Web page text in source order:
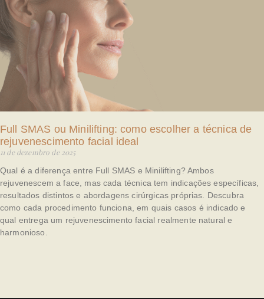
Full SMAS ou Minilifting: como escolher a técnica de
rejuvenescimento facial ideal
11 de dezembro de 2025
Qual é a diferença entre Full SMAS e Minilifting? Ambos
rejuvenescem a face, mas cada técnica tem indicações específicas,
resultados distintos e abordagens cirúrgicas próprias. Descubra
como cada procedimento funciona, em quais casos é indicado e
qual entrega um rejuvenescimento facial realmente natural e
harmonioso.